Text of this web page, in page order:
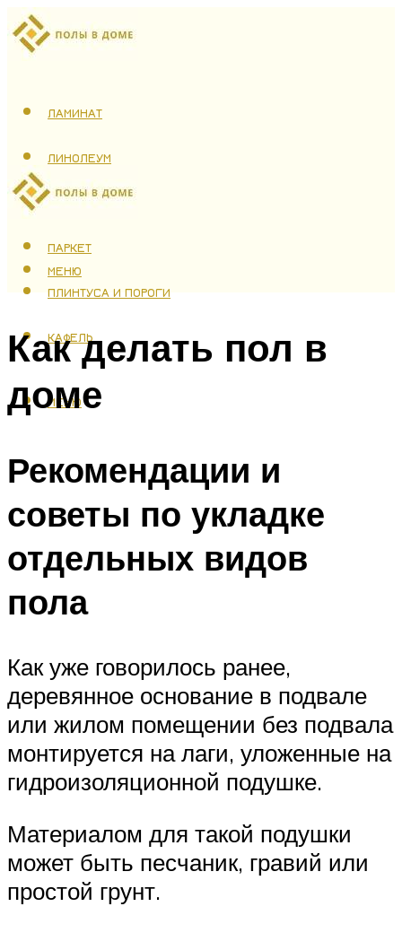
ЛАМИНАТ
ЛИНОЛЕУМ
ТЕПЛЫЙ ПОЛ
ПАРКЕТ
ПЛИНТУСА И ПОРОГИ
КАФЕЛЬ
МЕНЮ
МЕНЮ
Как делать пол в
доме
Рекомендации и
советы по укладке
отдельных видов
пола
Как уже говорилось ранее,
деревянное основание в подвале
или жилом помещении без подвала
монтируется на лаги, уложенные на
гидроизоляционной подушке.
Материалом для такой подушки
может быть песчаник, гравий или
простой грунт.